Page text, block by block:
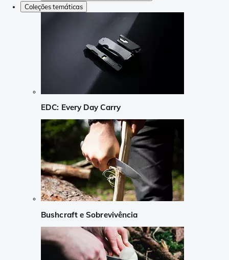
Coleções temáticas
EDC: Every Day Carry
Bushcraft e Sobrevivência